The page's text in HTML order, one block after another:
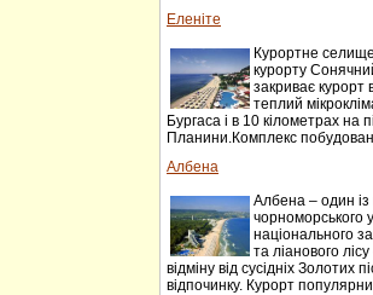
Еленіте
Курортне
курорту
закриває курорт
теплий
Бургаса і в 10 кілометрах на
Планини.Комплекс
Албена
Албена – один із
чорноморського
національного
та ліанового
відміну від сусідніх Золотих
відпочинку. Курорт